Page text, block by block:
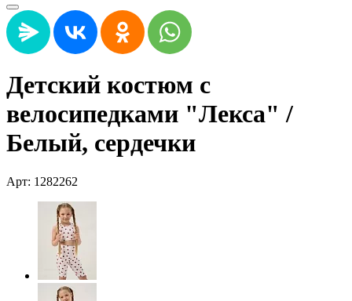
Детский костюм с
велосипедками "Лекса" /
Белый, сердечки
Арт: 1282262